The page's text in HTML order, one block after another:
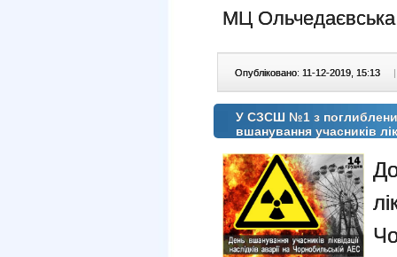
МЦ
Опубліковано: 11-12-2019, 15:13 |
У СЗCШ №1 з
вшанування учасників